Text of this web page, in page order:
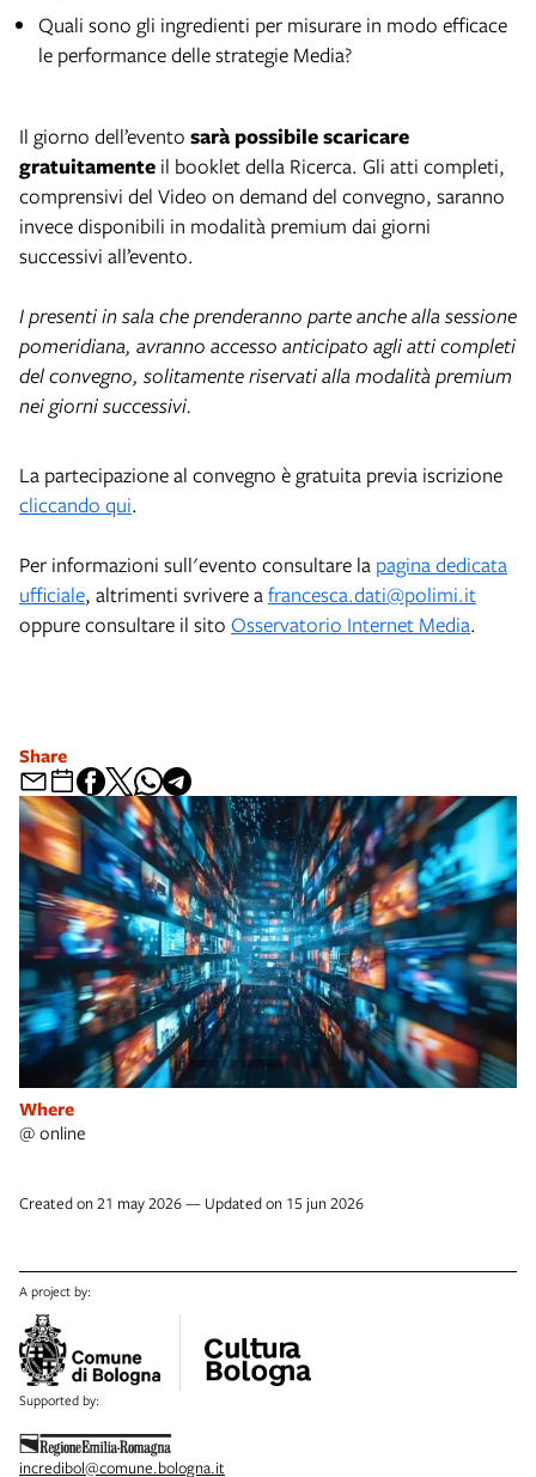
Quali sono gli ingredienti per misurare in modo efficace
le performance delle strategie Media?
Il giorno dell’evento sarà possibile scaricare
gratuitamente il booklet della Ricerca. Gli atti completi,
comprensivi del Video on demand del convegno, saranno
invece disponibili in modalità premium dai giorni
successivi all’evento.
I presenti in sala che prenderanno parte anche alla sessione
pomeridiana, avranno accesso anticipato agli atti completi
del convegno, solitamente riservati alla modalità premium
nei giorni successivi.
La partecipazione al convegno è gratuita previa iscrizione
cliccando qui.
Per informazioni sull'evento consultare la pagina dedicata
ufficiale, altrimenti svrivere afrancesca.dati@polimi.it
oppure consultare il sito Osservatorio Internet Media.
Where
@ online
Share
Created on 21 may 2026 — Updated on 15 jun 2026
A project by:
Supported by:
incredibol@comune.bologna.it